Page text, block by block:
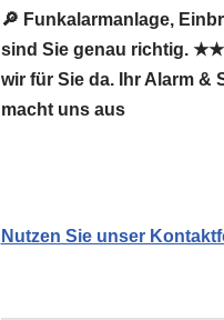
🔎 Funkalarmanlage,
sind Sie genau richtig.
wir für Sie da. Ihr Alarm &
macht uns aus
Nutzen Sie unser